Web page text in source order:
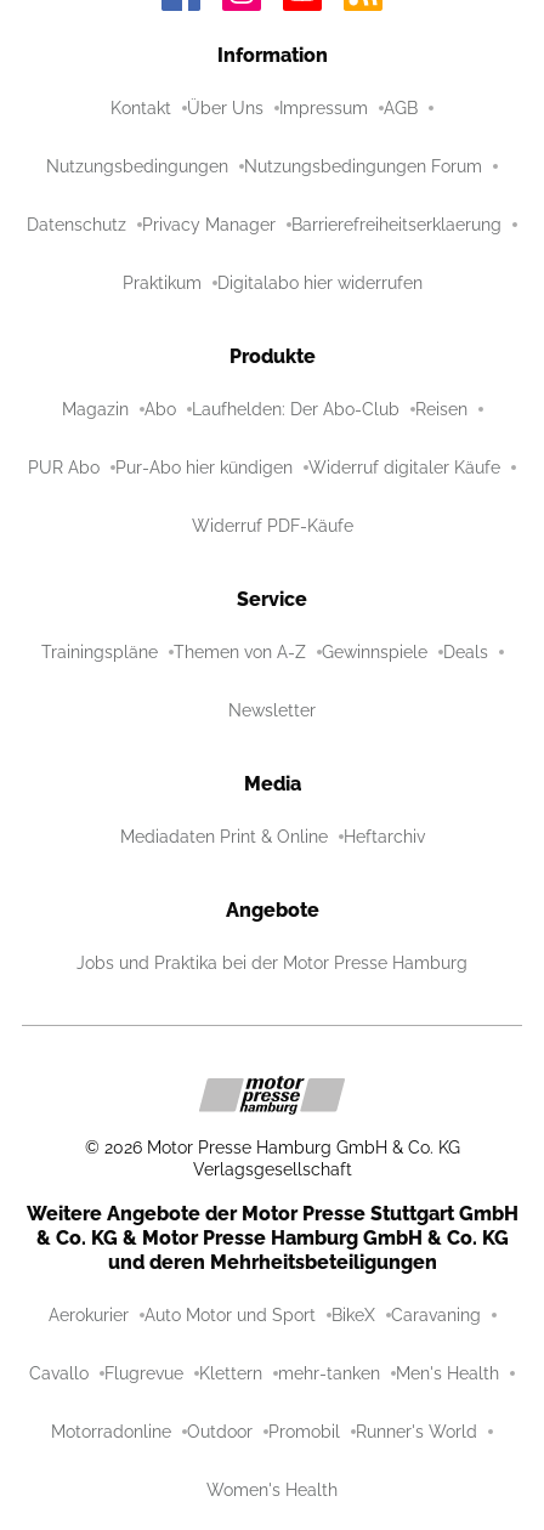
Information
Kontakt Über Uns Impressum AGB
Nutzungsbedingungen Nutzungsbedingungen Forum
Datenschutz Privacy Manager Barrierefreiheitserklaerung
Praktikum Digitalabo hier widerrufen
Produkte
Magazin Abo Laufhelden: Der Abo-Club Reisen
PUR Abo Pur-Abo hier kündigen Widerruf digitaler Käufe
Widerruf PDF-Käufe
Service
Trainingspläne Themen von A-Z Gewinnspiele Deals
Newsletter
Media
Mediadaten Print & Online Heftarchiv
Angebote
Jobs und Praktika bei der Motor Presse Hamburg
© 2026 Motor Presse Hamburg GmbH & Co. KG
Verlagsgesellschaft
Weitere Angebote der Motor Presse Stuttgart GmbH
& Co. KG & Motor Presse Hamburg GmbH & Co. KG
und deren Mehrheitsbeteiligungen
Aerokurier Auto Motor und Sport BikeX Caravaning
Cavallo Flugrevue Klettern mehr-tanken Men's Health
Motorradonline Outdoor Promobil Runner's World
Women's Health